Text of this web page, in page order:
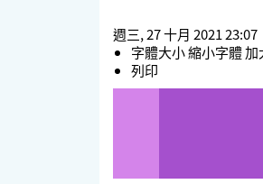
週三, 27 十月 2021 23:07
字體大小縮小字體加
列印